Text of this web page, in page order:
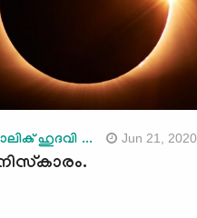
ഹുദവി ... Jun 21, 2020